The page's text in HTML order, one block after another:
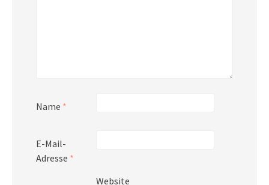
Name *
E-Mail-
Adresse *
Website